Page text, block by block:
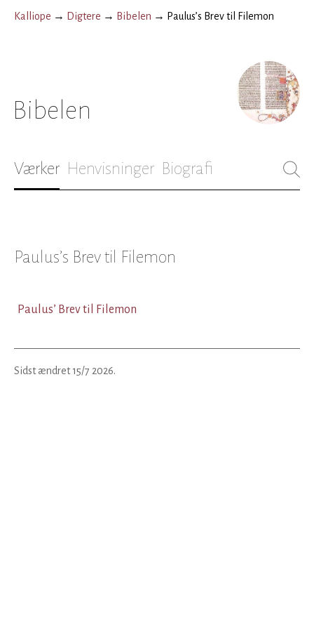
Kalliope → Digtere → Bibelen → Paulus’s Brev til Filemon
Bibelen
Værker Henvisninger Biografi
Paulus’s Brev til Filemon
Paulus’ Brev til Filemon
Sidst ændret 15/7 2026.